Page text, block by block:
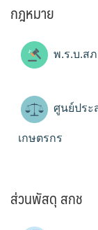
กฎหมาย
พ.ร.บ.ส
ศูนย์ประ
เกษตรกร
ส่วนพัสดุ สกช